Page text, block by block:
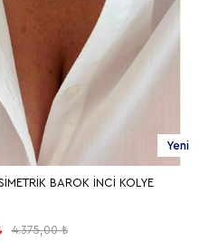
Yeni
BAROK İNCİ KOLYE
4.375,00 ₺